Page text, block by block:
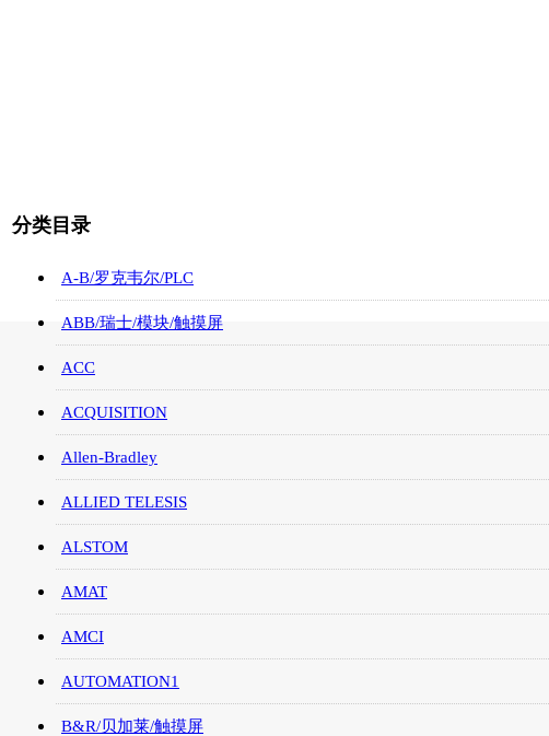
分类目录
A-B/罗克韦尔/PLC
ABB/瑞士/模块/触摸屏
ACC
ACQUISITION
Allen-Bradley
ALLIED TELESIS
ALSTOM
AMAT
AMCI
AUTOMATION1
B&R/贝加莱/触摸屏